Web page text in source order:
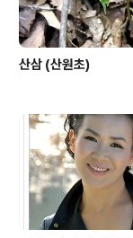
산삼 (산원초)